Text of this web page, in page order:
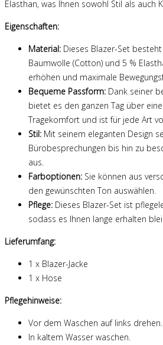
Elasthan, was Ihnen sowohl Stil als auch
Eigenschaften:
Material: Dieses Blazer-Set
Baumwolle (Cotton) und 5 %
erhöhen und maximale
Bequeme Passform: Dank seiner
bietet es den ganzen Tag über
Tragekomfort und ist für jede Art
Stil: Mit seinem eleganten Design
Bürobesprechungen bis hin zu
aus.
Farboptionen: Sie können aus
den gewünschten Ton auswählen.
Pflege: Dieses Blazer-Set ist
sodass es Ihnen lange erhalten
Lieferumfang:
1 x Blazer-Jacke
1 x Hose
Pflegehinweise:
Vor dem Waschen auf links drehen.
In kaltem Wasser waschen.